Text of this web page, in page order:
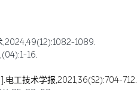
,2024,49(12):1082-1089.
16.
工技术学报,2021,36(S2):704-712.